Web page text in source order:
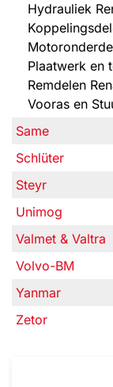
Hydrauliek
Plaatwerk en
Remdelen
Vooras en
Same
Schlüter
Steyr
Unimog
Valmet & Valtra
Volvo-BM
Yanmar
Zetor